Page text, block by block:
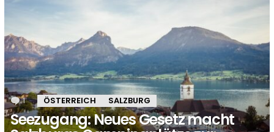
STORIES
1 Kommentar
ÖSTERREICH SALZBURG
Seezugang: Neues Gesetz macht